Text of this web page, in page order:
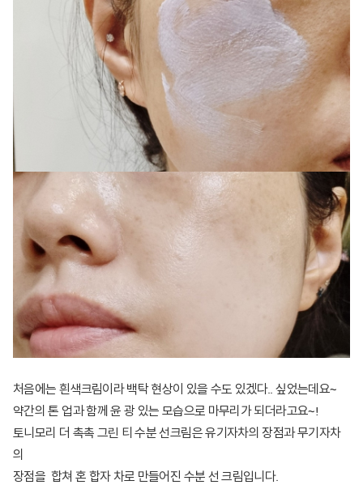
처음에는 흰색크림이라 백탁 현상이 있을 수도 있겠다.. 싶었는데요~
약간의 톤 업과 함께 윤 광 있는 모습으로 마무리가 되더라고요~!
토니모리 더 촉촉 그린 티 수분 선크림은 유기자차의 장점과 무기자차
의
장점을 합쳐 혼 합자 차로 만들어진 수분 선 크림입니다.